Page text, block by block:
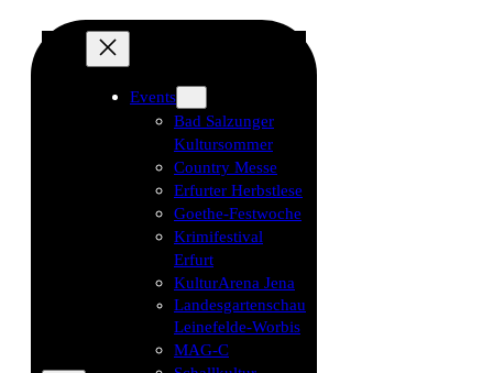
Events
Bad Salzunger
Kultursommer
Country Messe
Erfurter Herbstlese
Goethe-Festwoche
Krimifestival
Erfurt
KulturArena Jena
Landesgartenschau
Leinefelde-Worbis
MAG-C